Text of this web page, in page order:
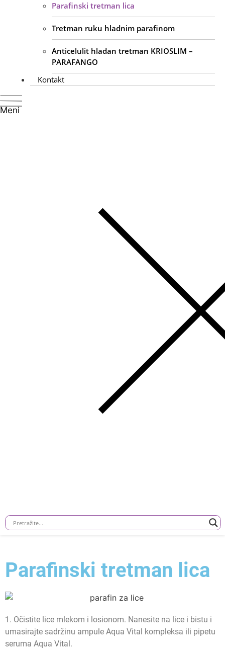
Parafinski tretman lica
Tretman ruku hladnim parafinom
Anticelulit hladan tretman KRIOSLIM –
PARAFANGO
Kontakt
Parafinski tretman lica
1. Očistite lice mlekom i losionom. Nanesite na lice i bistu i
umasirajte sadržinu ampule Aqua Vital kompleksa ili pipetu
seruma Aqua Vital.